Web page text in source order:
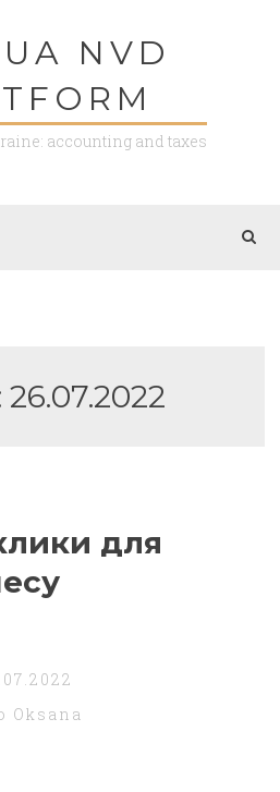
NVD
accounting and taxes
26.07.2022
для
Oksana